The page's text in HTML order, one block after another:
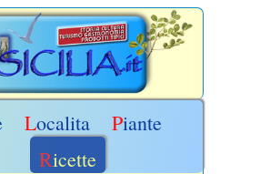
Localita
Piante
Ricette